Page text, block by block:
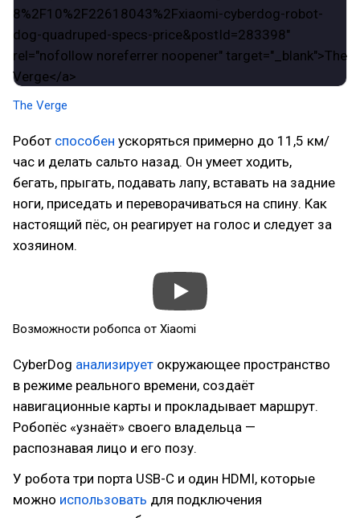
The Verge
Робот способен ускоряться примерно до 11,5 км/
час и делать сальто назад. Он умеет ходить,
бегать, прыгать, подавать лапу, вставать на задние
ноги, приседать и переворачиваться на спину. Как
настоящий пёс, он реагирует на голос и следует за
хозяином.
Возможности робопса от Xiaomi
CyberDog анализирует окружающее пространство
в режиме реального времени, создаёт
навигационные карты и прокладывает маршрут.
Робопёс «узнаёт» своего владельца —
распознавая лицо и его позу.
У робота три порта USB-C и один HDMI, которые
можно использовать для подключения